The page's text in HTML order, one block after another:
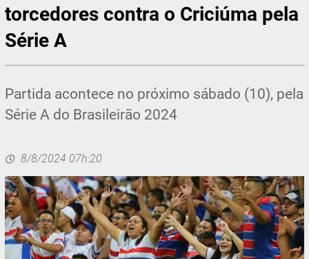
torcedores contra o Criciúma pela
Série A
Partida acontece no próximo sábado (10), pela
Série A do Brasileirão 2024
8/8/2024 07h:20